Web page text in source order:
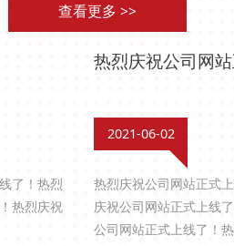
查看更多 >>
热烈庆祝公司网站正式上线
热烈庆祝公司网站正式上线了！热烈庆
庆祝公司网站正式上线了！热烈庆祝公
公司网站正式上线了！热烈庆祝公司网